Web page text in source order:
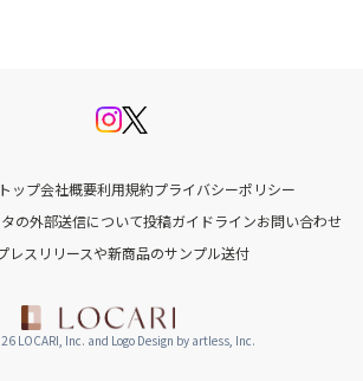
ップ会社概要利用規約プライバシーポリシー
の外部送信について投稿ガイドラインお問い合わせ
レスリリースや新商品のサンプル送付
LOCARI, Inc. and Logo Design by artless, Inc.